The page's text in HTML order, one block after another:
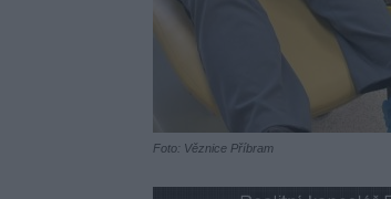
Foto: Věznice Příbram